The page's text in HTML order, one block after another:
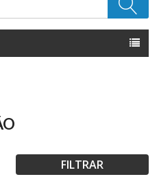
FILTRAR